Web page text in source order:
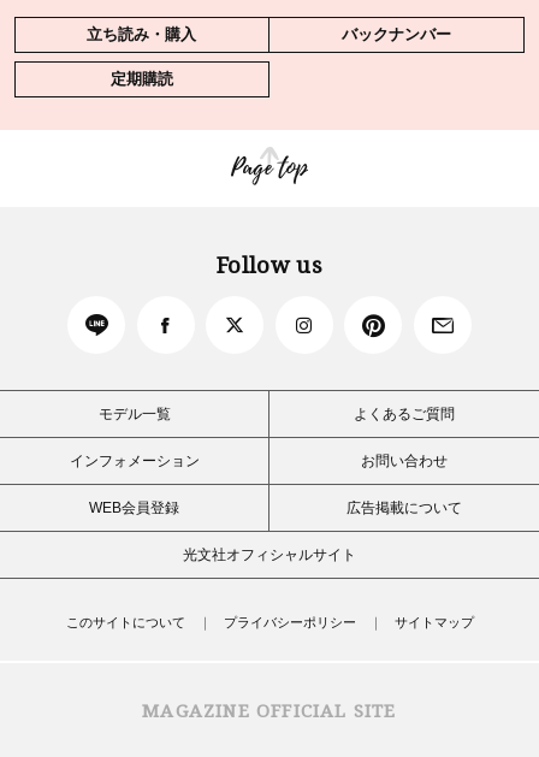
立ち読み・購入 バックナンバー
定期購読
Page top
Follow us
モデル一覧 よくあるご質問
インフォメーション お問い合わせ
WEB会員登録 広告掲載について
光文社オフィシャルサイト
このサイトについて プライバシーポリシー サイトマップ
MAGAZINE OFFICIAL SITE